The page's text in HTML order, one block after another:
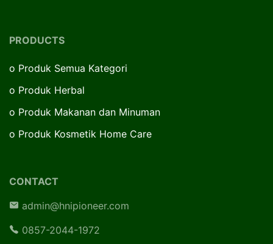
PRODUCTS
o Produk Semua Kategori
o Produk Herbal
o Produk Makanan dan Minuman
o Produk Kosmetik Home Care
CONTACT
admin@hnipioneer.com
0857-2044-1972